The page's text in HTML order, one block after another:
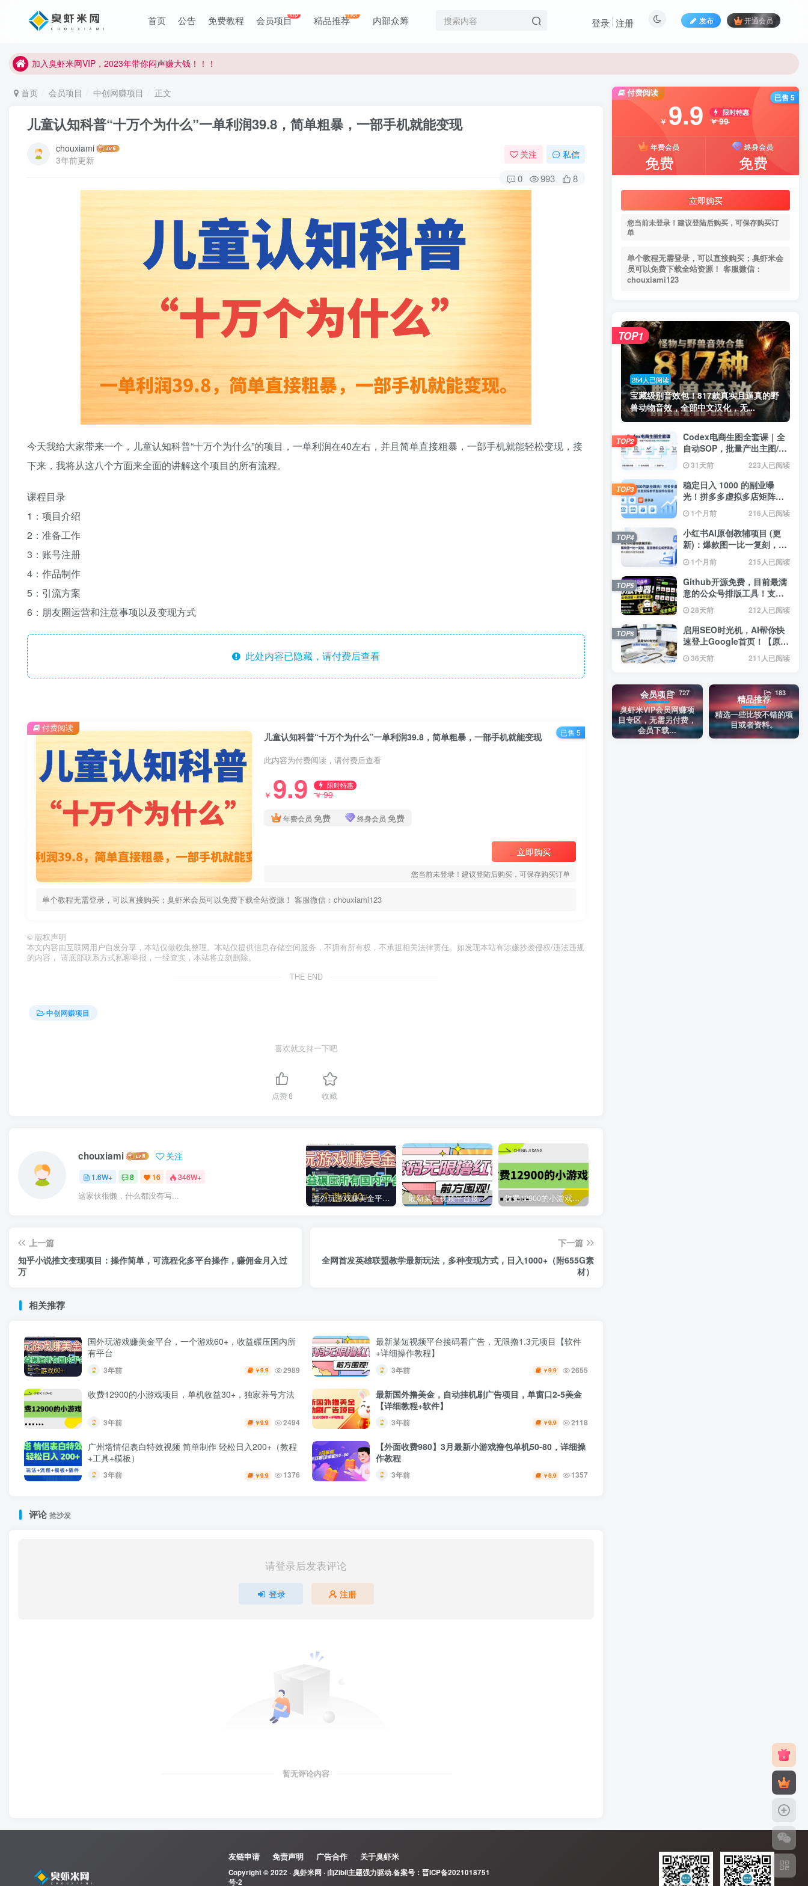
首页 公告 免费教程 会员项目vip 精品推荐Hot 内部众筹 发布 开通会员
登录 注册
臭虾米项目新增内部众筹资源，2024内部众筹项目一：无人直播，价值1980元
臭虾米项目新增内部众筹资源，2024内部众筹项目一：无人直播，价值1980元
首页 会员项目 中创网赚项目 正文
儿童认知科普“十万个为什么”一单利润39.8，简单粗暴，一部手机就能变现
chouxiami
3年前更新
关注 私信
0 993 8
今天我给大家带来一个，儿童认知科普“十万个为什么”的项目，一单利润在40左右，并且简单直接粗暴，一部手机就能轻松变现，接
下来，我将从这八个方面来全面的讲解这个项目的所有流程。
课程目录
1：项目介绍
2：准备工作
3：账号注册
4：作品制作
5：引流方案
6：朋友圈运营和注意事项以及变现方式
此处内容已隐藏，请付费后查看
儿童认知科普“十万个为什么”一单利润39.8，简单粗暴，一部手机就能变现
此内容为付费阅读，请付费后查看
￥ 9.9 限时特惠
￥99
年费会员 免费 终身会员 免费
立即购买
您当前未登录！建议登陆后购买，可保存购买订单
单个教程无需登录，可以直接购买；臭虾米会员可以免费下载全站资源！ 客服微信：chouxiami123
付费阅读 已售 5
© 版权声明
本文内容由互联网用户自发分享，本站仅做收集整理。本站仅提供信息存储空间服务，不拥有所有权，不承担相关法律责任。如发现本站有涉嫌抄袭侵权/违法违规
的内容， 请底部联系方式私聊举报，一经查实，本站将立刻删除。
THE END
中创网赚项目
喜欢就支持一下吧
点赞8 收藏
chouxiami 关注
1.6W+ 8 16 346W+
这家伙很懒，什么都没有写... 国外玩游戏赚美金平台，一个游戏60+，收益碾压国内所有平台 最新某短视频平台接码看广告，无限撸1.3元项目【软件+详细操作教程】 收费12900的小游戏项目，单机收益30+，独家养号方法
上一篇
知乎小说推文变现项目：操作简单，可流程化多平台操作，赚佣金月入过
万
下一篇
全网首发英雄联盟教学最新玩法，多种变现方式，日入1000+（附655G素
材）
相关推荐
国外玩游戏赚美金平台，一个游戏60+，收益碾压国内所
有平台
3年前 ￥9.9 2989
最新某短视频平台接码看广告，无限撸1.3元项目【软件
+详细操作教程】
3年前 ￥9.9 2655
收费12900的小游戏项目，单机收益30+，独家养号方法
3年前 ￥9.9 2494
最新国外撸美金，自动挂机刷广告项目，单窗口2-5美金
【详细教程+软件】
3年前 ￥9.9 2118
广州塔情侣表白特效视频 简单制作 轻松日入200+（教程
+工具+模板）
3年前 ￥9.9 1376
【外面收费980】3月最新小游戏撸包单机50-80，详细操
作教程
3年前 ￥6.9 1357
评论抢沙发
请登录后发表评论
登录 注册
暂无评论内容
付费阅读
￥ 9.9 限时特惠
￥99
年费会员
免费
终身会员
免费
立即购买
您当前未登录！建议登陆后购买，可保存购买订
单
单个教程无需登录，可以直接购买；臭虾米会
员可以免费下载全站资源！ 客服微信：
chouxiami123
已售 5
254人已阅读
宝藏级别音效包！817款真实且逼真的野
兽动物音效，全部中文汉化，无...
TOP1
Codex电商生图全套课｜全
自动SOP，批量产出主图/海
报/小红书封面素材
31天前 223人已阅读
TOP2
稳定日入 1000 的副业曝
光！拼多多虚拟多店矩阵，
全套实操教学直接带你落地
1个月前 216人已阅读
TOP3
小红书AI原创教辅项目 (更
新)：爆款图一比一复刻，题
目随机生成无限换，纯AI原
创不用手动排版
1个月前 215人已阅读
TOP4
Github开源免费，目前最满
意的公众号排版工具！支持
实时预览，排版超美观且带
表情包管理功能
28天前 212人已阅读
TOP5
启用SEO时光机，AI帮你快
速登上Google首页！【原创
双语字幕】
36天前 211人已阅读
TOP6
会员项目
臭虾米VIP会员网赚项
目专区，无需另付费，
会员下载...
727
精品推荐
精选一些比较不错的项
目或者资料。
183
友链申请 免责声明 广告合作 关于臭虾米
Copyright © 2022 ·臭虾米网 · 由Zibll主题强力驱动.备案号： 晋ICP备2021018751
号-2